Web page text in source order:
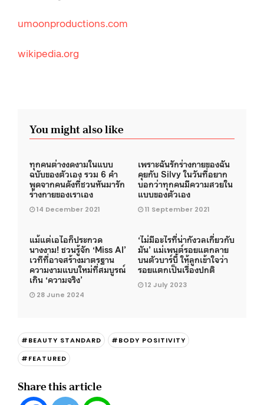
umoonproductions.com
wikipedia.org
You might also like
ทุกคนต่างงดงามในแบบ
ฉบับของตัวเอง รวม 6 คำ
พูดจากคนดังที่ชวนหันมารัก
ร่างกายของเราเอง
14 December 2021
เพราะฉันรักร่างกายของฉัน
คุยกับ Silvy ในวันที่อยาก
บอกว่าทุกคนมีความสวยใน
แบบของตัวเอง
11 September 2021
แม้แต่เอไอก็ประกวด
นางงาม! ชวนรู้จัก ‘Miss AI’
เวทีที่อาจสร้างมาตรฐาน
ความงามแบบใหม่ที่สมบูรณ์
เกิน ‘ความจริง’
28 June 2024
‘ไม่มีอะไรที่น่ากังวลเกี่ยวกับ
มัน’ แม่เพนต์รอยแตกลาย
บนตัวบาร์บี้ ให้ลูกเข้าใจว่า
รอยแตกเป็นเรื่องปกติ
12 July 2023
#BEAUTY STANDARD
#BODY POSITIVITY
#FEATURED
Share this article